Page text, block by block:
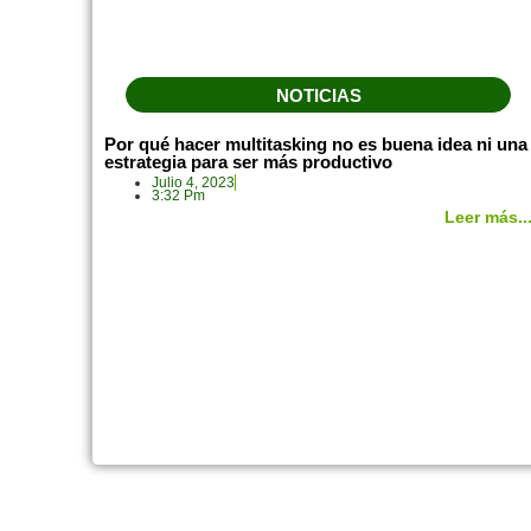
NOTICIAS
Por qué hacer multitasking no es buena idea ni una
estrategia para ser más productivo
Julio 4, 2023
3:32 Pm
Leer